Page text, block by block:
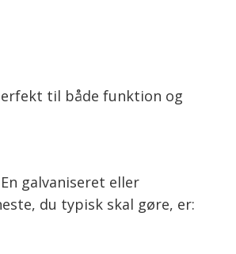
til både funktion og
galvaniseret eller
du typisk skal gøre, er: